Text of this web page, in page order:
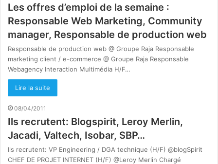
Les offres d’emploi de la semaine :
Responsable Web Marketing, Community
manager, Responsable de production web
Responsable de production web @ Groupe Raja Responsable
marketing client / e-commerce @ Groupe Raja Responsable
Webagency Interaction Multimédia H/F…
Lire la suite
08/04/2011
Ils recrutent: Blogspirit, Leroy Merlin,
Jacadi, Valtech, Isobar, SBP…
Ils recrutent: VP Engineering / DGA technique (H/F) @blogSpirit
CHEF DE PROJET INTERNET (H/F) @Leroy Merlin Chargé